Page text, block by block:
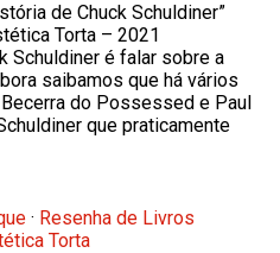
de Chuck Schuldiner”
Torta – 2021
Schuldiner é falar sobre a
saibamos que há vários
do Possessed e Paul
que praticamente
· Resenha de Livros
Torta